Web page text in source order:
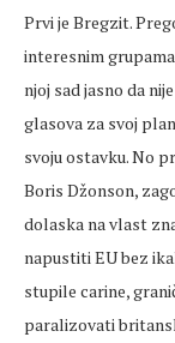
Prvi je Bregzit.
interesnim
njoj sad jasno da
glasova za svoj
svoju ostavku. No
Boris Džonson,
dolaska na vlast
napustiti EU bez
stupile carine,
paralizovati